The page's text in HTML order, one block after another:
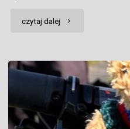
czytaj dalej "Rowerowa
Roztoczu"